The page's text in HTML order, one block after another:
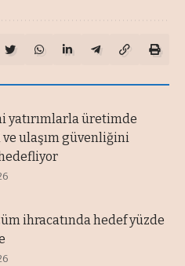
yatırımlarla üretimde
ulaşım güvenliğini
ihracatında hedef yüzde